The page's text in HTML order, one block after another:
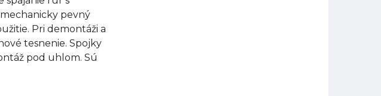
pevný
Pri demontáži a
tesnenie. Spojky
pod uhlom. Sú